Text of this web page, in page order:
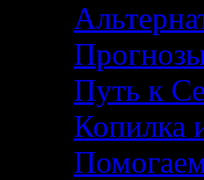
Путь к
Копилка